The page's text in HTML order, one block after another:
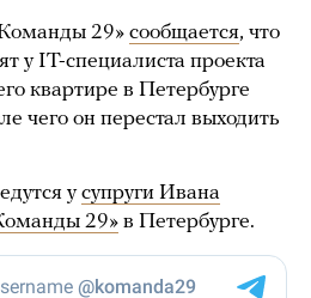
29» сообщается, что
у IT-специалиста проекта
квартире в Петербурге
чего он перестал выходить
усупруги Ивана
29» в Петербурге.